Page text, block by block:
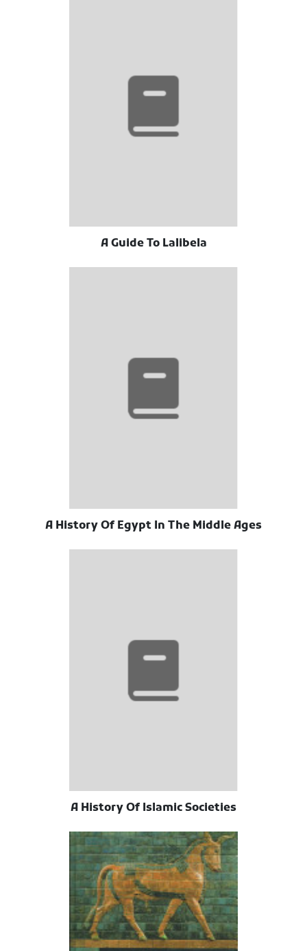
A Guide To Lalibela
A History Of Egypt In The Middle Ages
A History Of Islamic Societies